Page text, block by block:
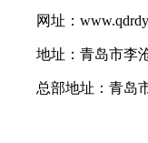
网址：
地址：青岛市李沧
总部地址：青岛市